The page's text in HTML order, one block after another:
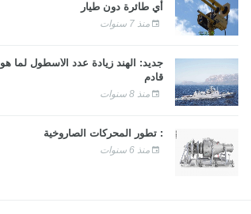
أي طائرة دون طيار
منذ 7 سنوات
جديد: الهند زيادة عدد الأسطول لما هو
قادم
منذ 8 سنوات
: تطور المحركات الصاروخية
منذ 6 سنوات